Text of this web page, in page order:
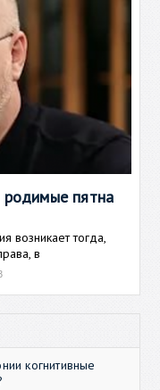
родимые пятна
возникает тогда,
в
когнитивные